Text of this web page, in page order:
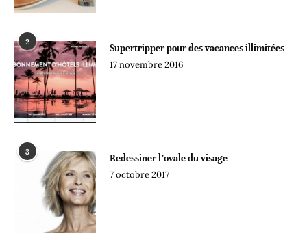
2
Supertripper pour des vacances illimitées
17 novembre 2016
3
Redessiner l’ovale du visage
7 octobre 2017